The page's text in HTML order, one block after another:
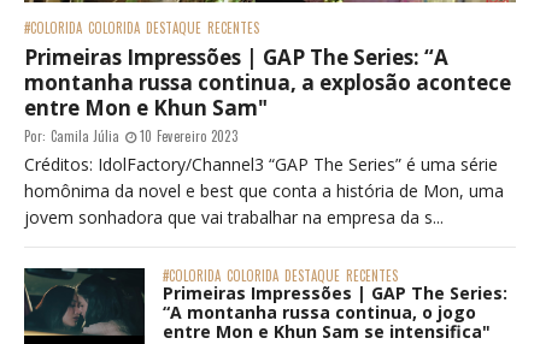
#COLORIDA COLORIDA DESTAQUE RECENTES
Primeiras Impressões | GAP The Series: “A
montanha russa continua, a explosão acontece
entre Mon e Khun Sam"
Por: Camila Júlia 10 Fevereiro 2023
Créditos: IdolFactory/Channel3 “GAP The Series” é uma série
homônima da novel e best que conta a história de Mon, uma
jovem sonhadora que vai trabalhar na empresa da s...
#COLORIDA COLORIDA DESTAQUE RECENTES
Primeiras Impressões | GAP The Series:
“A montanha russa continua, o jogo
entre Mon e Khun Sam se intensifica"